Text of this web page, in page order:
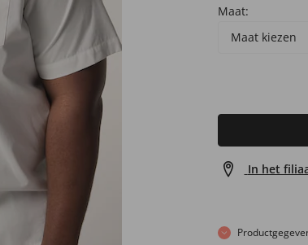
Maat:
Maat kiezen
In het